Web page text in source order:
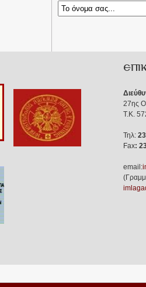
27ης
Τ.Κ.
Τηλ:
Fax:
email: